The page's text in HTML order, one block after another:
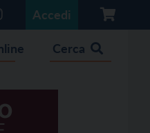
Accedi
Cerca